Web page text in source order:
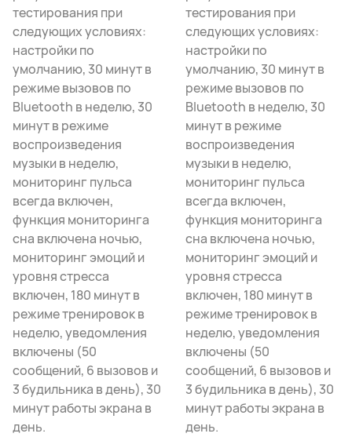
тестирования при
следующих условиях:
настройки по
умолчанию, 30 минут в
режиме вызовов по
Bluetooth в неделю, 30
минут в режиме
воспроизведения
музыки в неделю,
мониторинг пульса
всегда включен,
функция мониторинга
сна включена ночью,
мониторинг эмоций и
уровня стресса
включен, 180 минут в
режиме тренировок в
неделю, уведомления
включены (50
сообщений, 6 вызовов и
3 будильника в день), 30
минут работы экрана в
день.
тестирования при
следующих условиях:
настройки по
умолчанию, 30 минут в
режиме вызовов по
Bluetooth в неделю, 30
минут в режиме
воспроизведения
музыки в неделю,
мониторинг пульса
всегда включен,
функция мониторинга
сна включена ночью,
мониторинг эмоций и
уровня стресса
включен, 180 минут в
режиме тренировок в
неделю, уведомления
включены (50
сообщений, 6 вызовов и
3 будильника в день), 30
минут работы экрана в
день.